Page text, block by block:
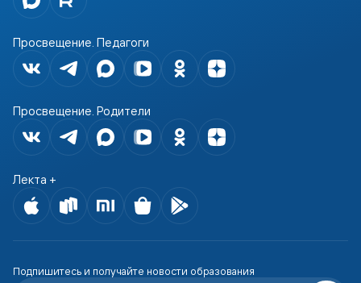
Подпишитесь и получайте новости образования
Просвещение. Педагоги
Лекта +
Просвещение. Родители